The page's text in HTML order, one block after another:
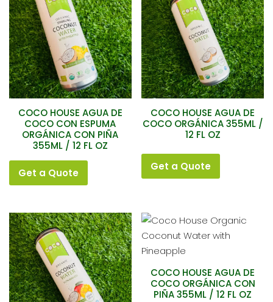
Filtrar
Precio:
$0
—
$10
COCO HOUSE AGUA DE
COCO CON ESPUMA
ORGÁNICA CON PIÑA
355ML / 12 FL OZ
Get a Quote
COCO HOUSE AGUA DE
COCO ORGÁNICA 355ML /
12 FL OZ
Get a Quote
COCO HOUSE AGUA DE
COCO ORGÁNICA CON
PIÑA 355ML / 12 FL OZ